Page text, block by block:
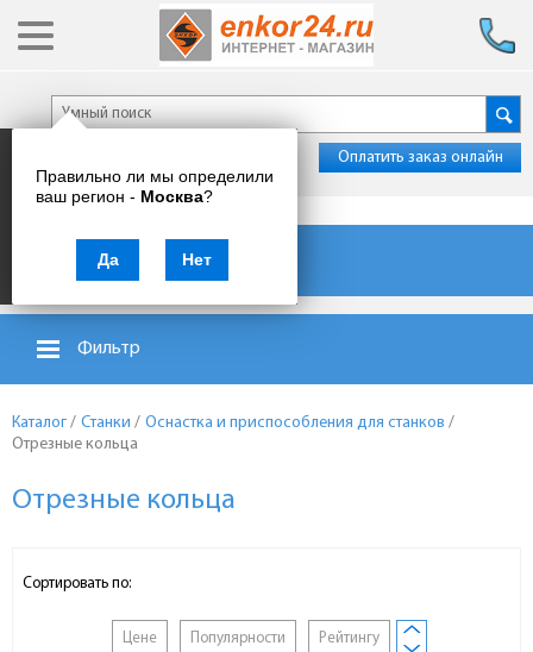
Правильно ли мы определили
ваш регион - Москва?
Да Нет
Оплатить заказ онлайн
Каталог товаров
Фильтр
Каталог / Станки / Оснастка и приспособления для станков /
Отрезные кольца
Отрезные кольца
Сортировать по:
Цене Популярности Рейтингу